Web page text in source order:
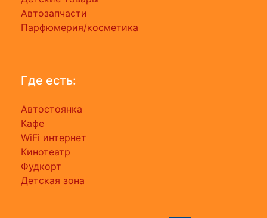
Автозапчасти
Парфюмерия/косметика
Где есть:
Автостоянка
Кафе
WiFi интернет
Кинотеатр
Фудкорт
Детская зона